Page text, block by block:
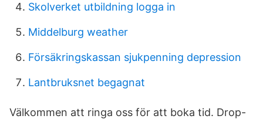
Skolverket utbildning logga in
Middelburg weather
Försäkringskassan sjukpenning depression
Lantbruksnet begagnat
Välkommen att ringa oss för att boka tid. Drop-